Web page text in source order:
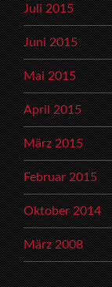
Juli 2015
Juni 2015
Mai 2015
April 2015
März 2015
Februar 2015
Oktober 2014
März 2008